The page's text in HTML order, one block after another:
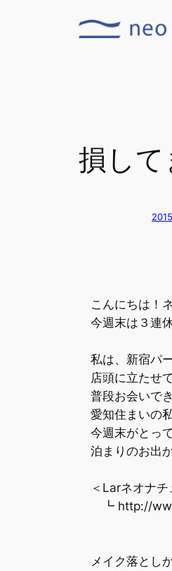
損し
こんにちは！
今週末は３連
私は、新宿パ
店頭に立たせ
普段お会いで
愛知住まいの
今週末がとっ
泊まりのお出
＜Larネオナチ
┗ http://
メイク落とし